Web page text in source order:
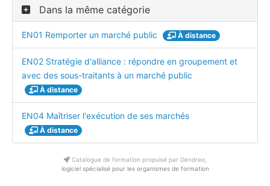
Dans la même catégorie
EN01 Remporter un marché public À distance
EN02 Stratégie d'alliance : répondre en groupement et
avec des sous-traitants à un marché public
À distance
EN04 Maîtriser l'exécution de ses marchés
À distance
Catalogue de formation propulsé par Dendreo,
logiciel spécialisé pour les organismes de formation